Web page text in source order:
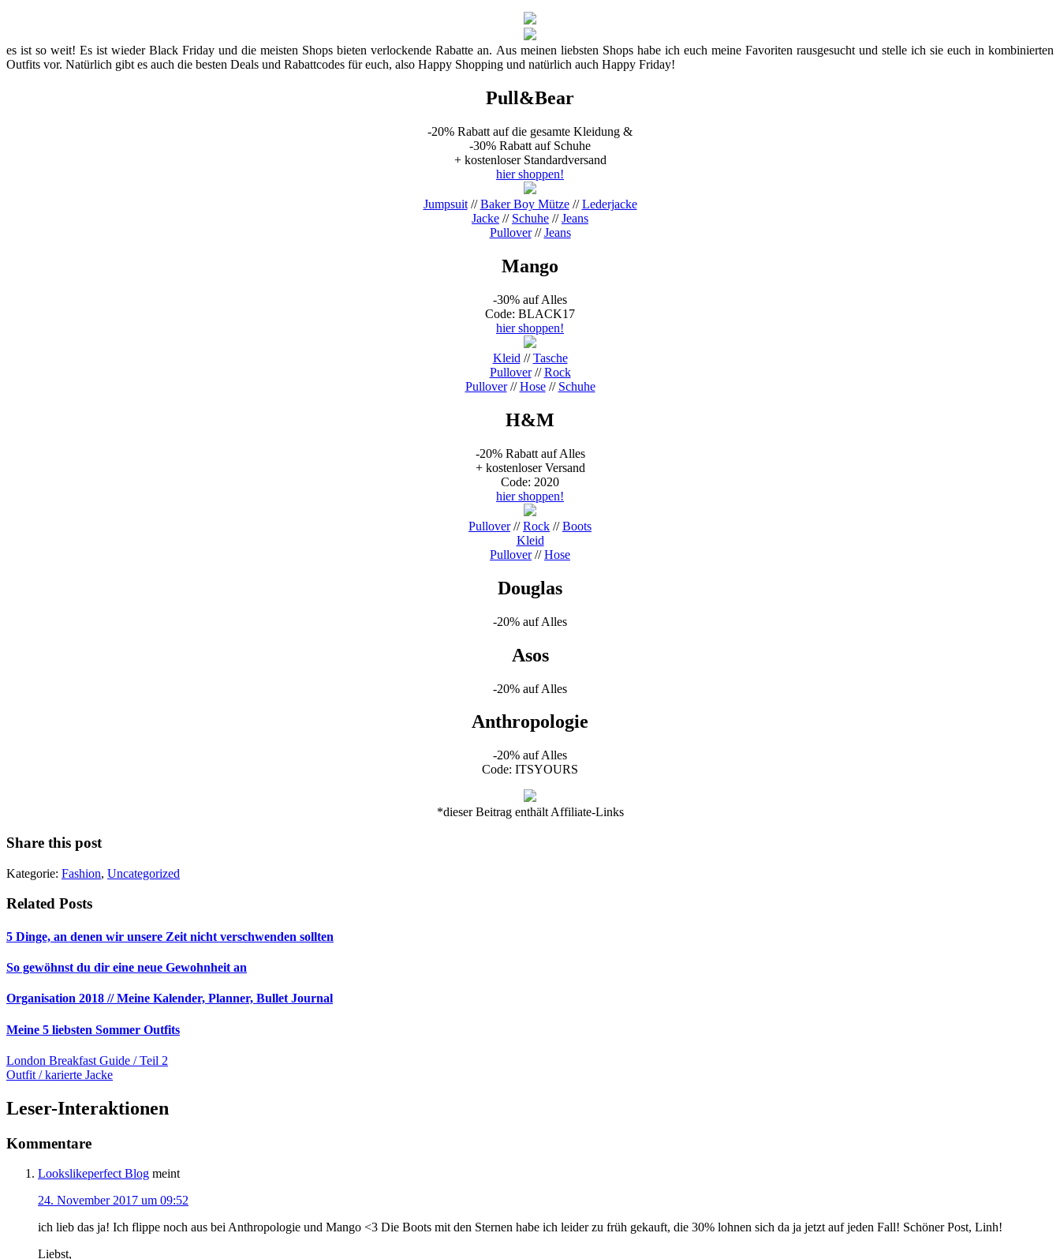
es ist so weit! Es ist wieder Black Friday und die meisten Shops bieten verlockende Rabatte an. Aus meinen liebsten Shops habe ich euch meine Favoriten rausgesucht und stelle ich sie euch in kombinierten
Outfits vor. Natürlich gibt es auch die besten Deals und Rabattcodes für euch, also Happy Shopping und natürlich auch Happy Friday!
Pull&Bear
-20% Rabatt auf die gesamte Kleidung &
-30% Rabatt auf Schuhe
+ kostenloser Standardversand
hier shoppen!
Jumpsuit//Baker Boy Mütze//Lederjacke
Jacke // Schuhe //Jeans
Pullover//Jeans
Mango
-30% auf Alles
Code: BLACK17
hier shoppen!
Kleid //Tasche
Pullover//Rock
Pullover//Hose// Schuhe
H&M
-20% Rabatt auf Alles
+ kostenloser Versand
Code: 2020
hier shoppen!
Pullover//Rock //Boots
Kleid
Pullover//Hose
Douglas
-20% auf Alles
Asos
-20% auf Alles
Anthropologie
-20% auf Alles
Code: ITSYOURS
*dieser Beitrag enthält Affiliate-Links
Share this post
Kategorie: Fashion, Uncategorized
Related Posts
5 Dinge, an denen wir unsere Zeit nicht verschwenden sollten
So gewöhnst du dir eine neue Gewohnheit an
Organisation 2018 // Meine Kalender, Planner, Bullet Journal
Meine 5 liebsten Sommer Outfits
London Breakfast Guide / Teil 2
Outfit / karierte Jacke
Leser-Interaktionen
Kommentare
Lookslikeperfect Blog meint
24. November 2017 um 09:52
ich lieb das ja! Ich flippe noch aus bei Anthropologie und Mango <3 Die Boots mit den Sternen habe ich leider zu früh gekauft, die 30% lohnen sich da ja jetzt auf jeden Fall! Schöner Post, Linh!
Liebst,